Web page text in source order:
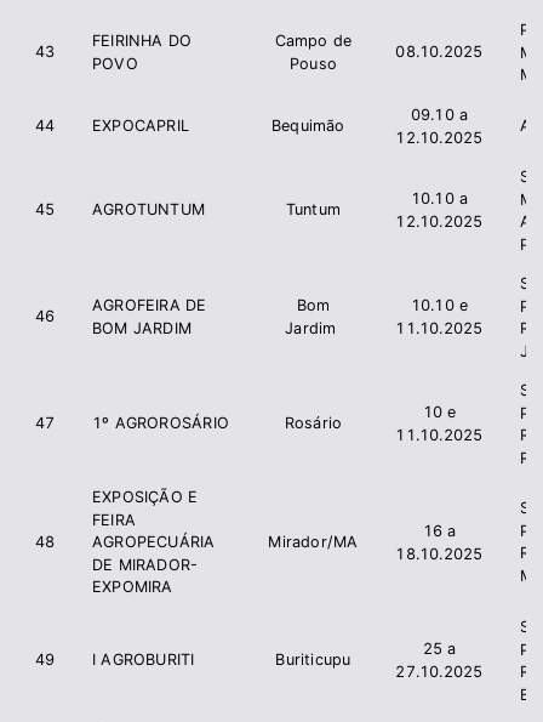
43
FEIRINHA DO
POVO
Campo de
Pouso
08.10.2025
44 EXPOCAPRIL Bequimão
09.10 a
12.10.2025
45 AGROTUNTUM Tuntum
10.10 a
12.10.2025
46
AGROFEIRA DE
BOM JARDIM
Bom
Jardim
10.10 e
11.10.2025
47 1º AGROROSÁRIO Rosário
10 e
11.10.2025
48
EXPOSIÇÃO E
FEIRA
AGROPECUÁRIA
DE MIRADOR-
EXPOMIRA
Mirador/MA
16 a
18.10.2025
49 I AGROBURITI Buriticupu
25 a
27.10.2025